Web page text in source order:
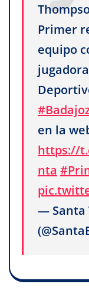
Primer
equipo
en la
https://
nta
— Santa